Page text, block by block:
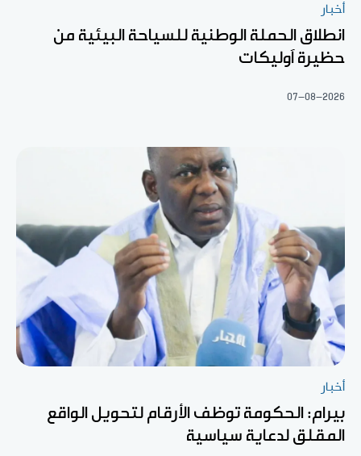
أخبار
انطلاق الحملة الوطنية للسياحة البيئية من
حظيرة آوليكات
07-08-2026
أخبار
بيرام: الحكومة توظف الأرقام لتحويل الواقع
المقلق لدعاية سياسية